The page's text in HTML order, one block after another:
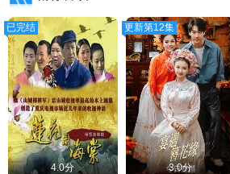
已完结
4.0分
更新第12集
3.0分